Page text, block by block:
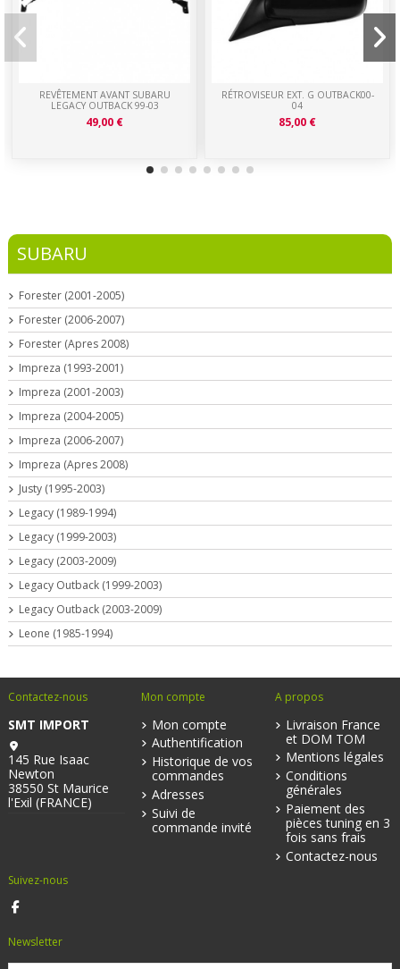
REVÊTEMENT AVANT SUBARU
LEGACY OUTBACK 99-03
49,00 €
RÉTROVISEUR EXT. G OUTBACK00-
04
85,00 €
SUBARU
Forester (2001-2005)
Forester (2006-2007)
Forester (Apres 2008)
Impreza (1993-2001)
Impreza (2001-2003)
Impreza (2004-2005)
Impreza (2006-2007)
Impreza (Apres 2008)
Justy (1995-2003)
Legacy (1989-1994)
Legacy (1999-2003)
Legacy (2003-2009)
Legacy Outback (1999-2003)
Legacy Outback (2003-2009)
Leone (1985-1994)
Contactez-nous
SMT IMPORT
145 Rue Isaac
Newton
38550 St Maurice
l'Exil (FRANCE)
Mon compte
Mon compte
Authentification
Historique de vos
commandes
Adresses
Suivi de
commande invité
A propos
Livraison France
et DOM TOM
Mentions légales
Conditions
générales
Paiement des
pièces tuning en 3
fois sans frais
Contactez-nous
Suivez-nous
Newsletter